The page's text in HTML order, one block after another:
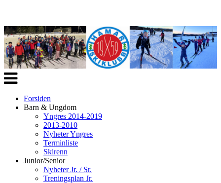
Veksle
navigasjon
Forsiden
Barn & Ungdom
Yngres 2014-2019
2013-2010
Nyheter Yngres
Terminliste
Skirenn
Junior/Senior
Nyheter Jr. / Sr.
Treningsplan Jr.